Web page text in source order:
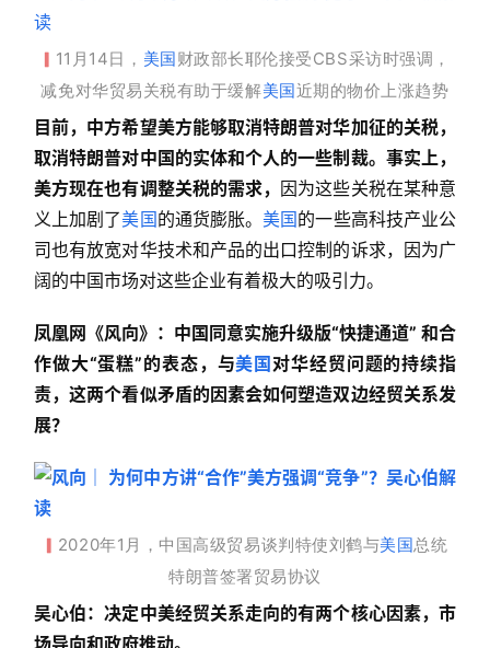
▎ 11月14日， 美国财政部长耶伦接受CBS采访时强调，
减免对华贸易关税有助于缓解美国近期的物价上涨趋势
目前，中方希望美方能够取消特朗普对华加征的关税，
取消特朗普对中国的实体和个人的一些制裁。 事实上，
美方现在也有调整关税的需求， 因为这些关税在某种意
义上加剧了美国的通货膨胀。美国的一些高科技产业公
司也有放宽对华技术和产品的出口控制的诉求，因为广
阔的中国市场对这些企业有着极大的吸引力。
凤凰网《风向》：中国同意实施升级版“快捷通道” 和合
作做大“蛋糕”的表态，与美国 对华经贸问题的持续指
责，这两个看似矛盾的因素会如何塑造双边经贸关系发
展？
▎ 2020年1月，中国高级贸易谈判特使刘鹤与美国总统
特朗普签署贸易协议
吴心伯：决定中美经贸关系走向的有两个核心因素，市